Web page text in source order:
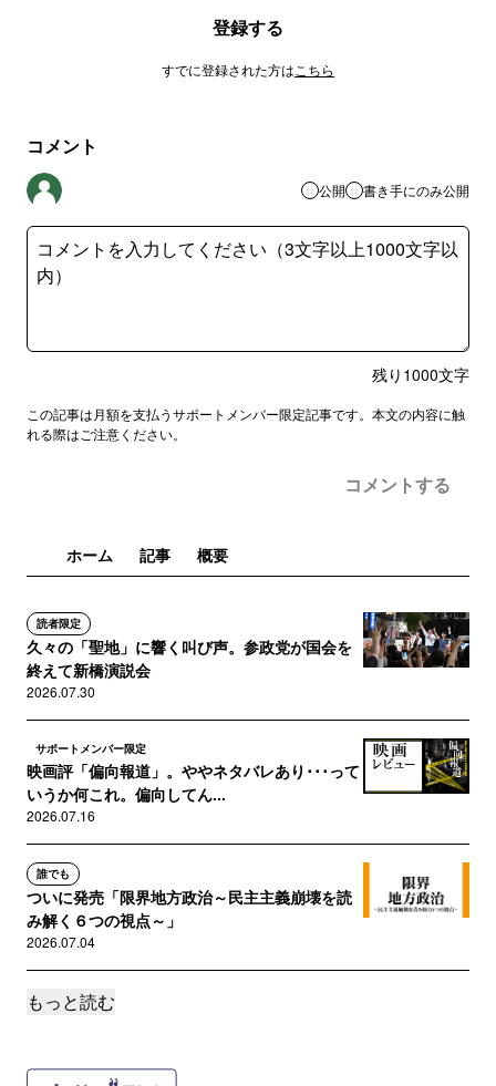
登録する
すでに登録された方は こちら
コメント
公開 書き手にのみ公開
残り 1000文字
この記事は月額を支払うサポートメンバー限定記事です。本文の内容に触
れる際はご注意ください。
コメントする
ホーム 記事 概要
読者限定
久々の「聖地」に響く叫び声。参政党が国会を
終えて新橋演説会
2026.07.30
サポートメンバー限定
映画評「偏向報道」。ややネタバレあり･･･って
いうか何これ。偏向してん...
2026.07.16
誰でも
ついに発売「限界地方政治～民主主義崩壊を読
み解く６つの視点～」
2026.07.04
サポートメンバー限定
2026.07.02
もっと読む